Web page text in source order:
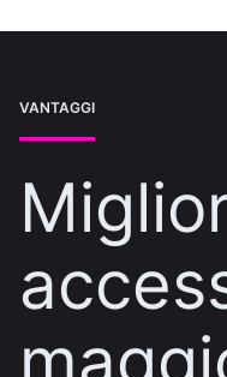
VANTAGGI